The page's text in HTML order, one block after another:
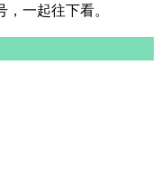
一起往下看。